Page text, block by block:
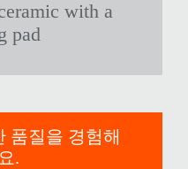
with a
pad
품질을 경험해
.